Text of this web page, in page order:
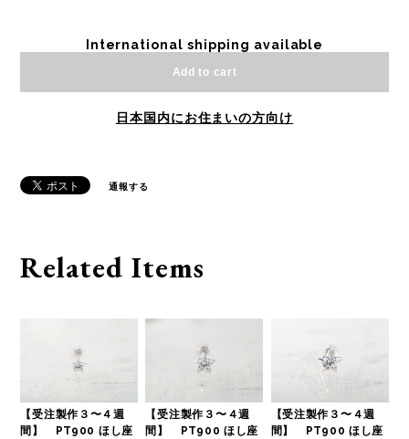
International shipping available
Add to cart
日本国内にお住まいの方向け
通報する
Related Items
【受注製作３〜４週
間】 PT900 ほし座
【受注製作３〜４週
間】 PT900 ほし座
【受注製作３〜４週
間】 PT900 ほし座